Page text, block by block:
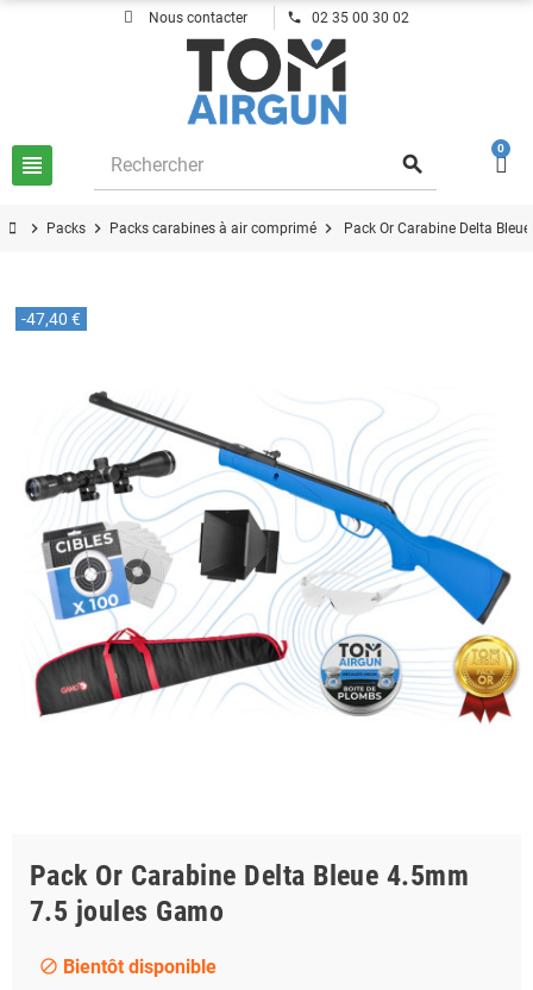
Nous contacter phone 02 35 00 30 02
view_headline search
0
chevron_right Packs chevron_right Packs carabines à air comprimé chevron_right Pack Or Carabine Delta
-47,40 €
Pack Or Carabine Delta Bleue 4.5mm
7.5 joules Gamo
block Bientôt disponible